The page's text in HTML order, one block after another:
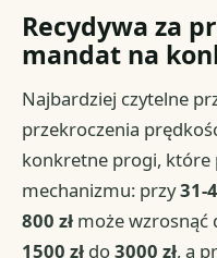
Recydywa za
mandat na
Najbardziej czytelne
przekroczenia
konkretne progi, które
mechanizmu: przy31-
800 zł może wzrosnąć
1500 zł do3000 zł, a